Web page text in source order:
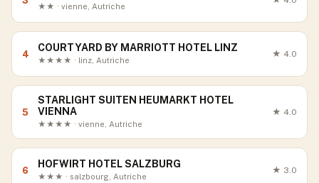
★★ · vienne, Autriche
4
COURTYARD BY MARRIOTT HOTEL LINZ
★★★★ · linz, Autriche
★ 4.0
5
STARLIGHT SUITEN HEUMARKT HOTEL
VIENNA
★★★★ · vienne, Autriche
★ 4.0
6
HOFWIRT HOTEL SALZBURG
★★★ · salzbourg, Autriche
★ 3.0